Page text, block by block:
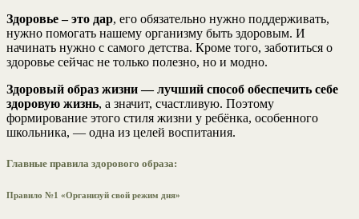
Здоровье – это дар, его обязательно нужно поддерживать,
нужно помогать нашему организму быть здоровым. И
начинать нужно с самого детства. Кроме того, заботиться о
здоровье сейчас не только полезно, но и модно.
Здоровый образ жизни — лучший способ обеспечить себе
здоровую жизнь, а значит, счастливую. Поэтому
формирование этого стиля жизни у ребёнка, особенного
школьника, — одна из целей воспитания.
Главные правила здорового образа:
Правило №1 «Организуй свой режим дня»